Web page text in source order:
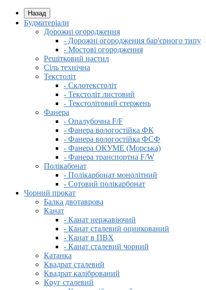
Назад
Будматеріали
Дорожні огородження
- Дорожні огородження бар'єрного типу
- Мостові огородження
Решітковий настил
Сіль технічна
Текстоліт
- Склотекстоліт
- Текстоліт листовий
- Текстолітовий стержень
Фанера
- Опалубочна F/F
- Фанера вологостійка ФК
- Фанера вологостійка ФСФ
- Фанера ОКУМЕ (Морська)
- Фанера транспортна F/W
Полікабонат
- Полікарбонат монолітний
- Сотовий полікарбонат
Чорний прокат
Балка двотаврова
Канат
- Канат нержавіючий
- Канат сталевий оцинкований
- Канат в ПВХ
- Канат сталевий чорний
Катанка
Квадрат сталевий
Квадрат калібрований
Круг сталевий